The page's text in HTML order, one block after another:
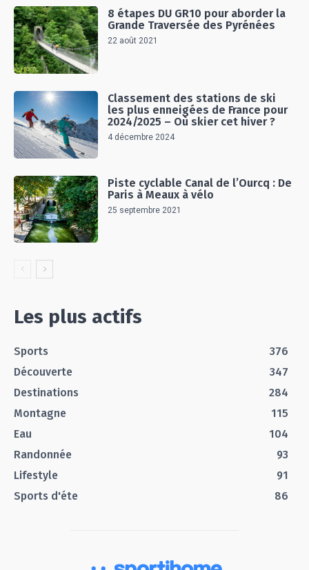
8 étapes DU GR10 pour aborder la
Grande Traversée des Pyrénées
22 août 2021
Classement des stations de ski
les plus enneigées de France pour
2024/2025 – Où skier cet hiver ?
4 décembre 2024
Piste cyclable Canal de l’Ourcq : De
Paris à Meaux à vélo
25 septembre 2021
Les plus actifs
Sports
376
Découverte
347
Destinations
284
Montagne
115
Eau
104
Randonnée
93
Lifestyle
91
Sports d'éte
86